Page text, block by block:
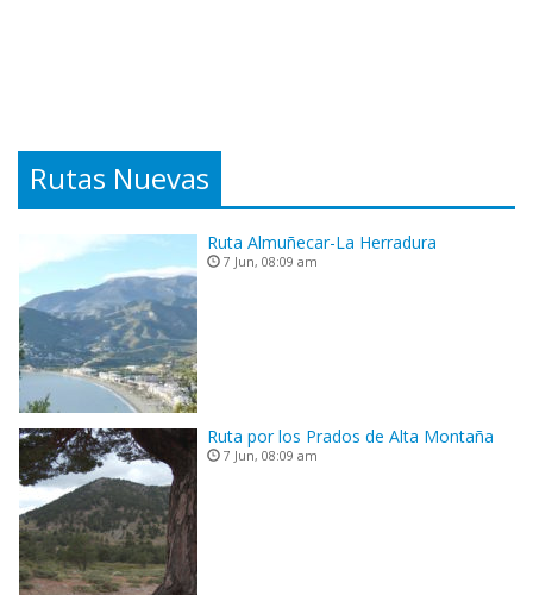
Rutas Nuevas
Ruta Almuñecar-La Herradura
7 Jun, 08:09 am
Ruta por los Prados de Alta Montaña
7 Jun, 08:09 am